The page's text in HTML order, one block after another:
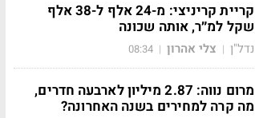
קריית קריניצי: מ-24 אלף ל-38 אלף
שקל למ״ר, אותה שכונה
נדל"ן | צלי אהרון |
08:34
מרום נווה: 2.87 מיליון לארבעה חדרים,
מה קרה למחירים בשנה האחרונה?